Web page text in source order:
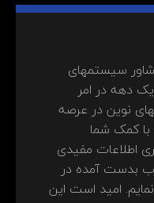
سیستمهای
دهه در امر
نوین در عرصه
با کمک شما
اطلاعات مفیدی
بدست آمده در
امید است این